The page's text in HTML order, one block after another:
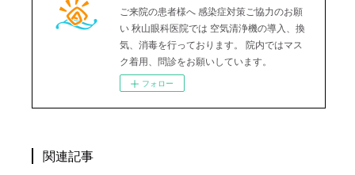
ご来院の患者様へ 感染症対策ご協力のお願
い 秋山眼科医院では 空気清浄機の導入、換
気、消毒を行っております。 院内ではマス
ク着用、問診をお願いしています。
フォロー
関連記事